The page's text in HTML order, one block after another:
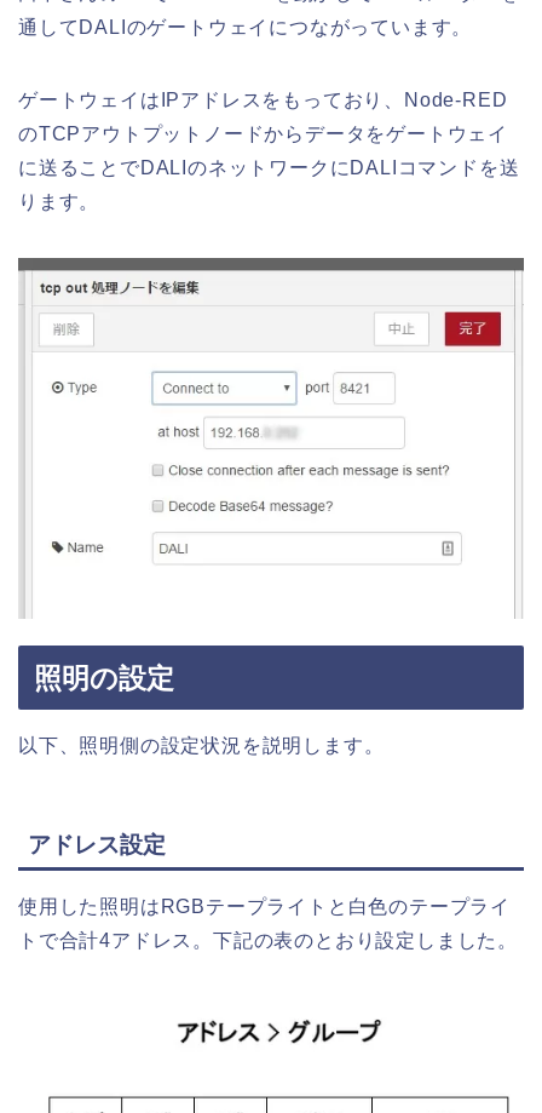
通してDALIのゲートウェイにつながっています。
ゲートウェイはIPアドレスをもっており、Node-RED
のTCPアウトプットノードからデータをゲートウェイ
に送ることでDALIのネットワークにDALIコマンドを送
ります。
照明の設定
以下、照明側の設定状況を説明します。
アドレス設定
使用した照明はRGBテープライトと白色のテープライ
トで合計4アドレス。下記の表のとおり設定しました。